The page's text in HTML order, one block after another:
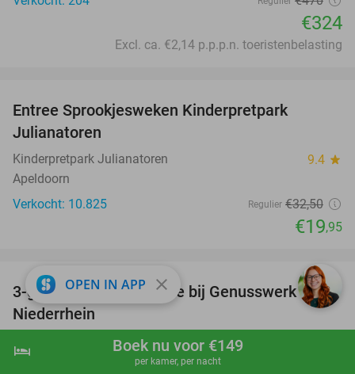
shopping_cart Boek nu
hotel Boek nu voor €149
per kamer, per nacht
€324
Excl. ca. €2,14 p.p.p.n. toeristenbelasting
Entree Sprookjesweken Kinderpretpark
Julianatoren
Kinderpretpark Julianatoren 9.4 star
Apeldoorn
Verkocht: 10.825
Regulier €32,50
€19,95
37%
3-gangendiner à la carte bij Genusswerk
Niederrhein
Genusswerk Niederrhein
Emmerich am Rhein
OPEN IN APP close